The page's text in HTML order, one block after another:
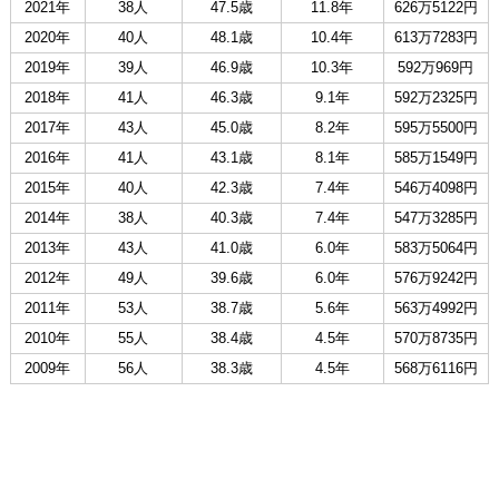
2021年 38人 47.5歳 11.8年
626万5122円
2020年
40人 48.1歳 10.4年
613万7283円
2019年
39人 46.9歳 10.3年
592万969円
2018年
41人 46.3歳 9.1年
592万2325円
2017年
43人 45.0歳 8.2年
595万5500円
2016年
41人 43.1歳 8.1年
585万1549円
2015年
40人 42.3歳 7.4年
546万4098円
2014年
38人 40.3歳 7.4年
547万3285円
2013年
43人 41.0歳 6.0年
583万5064円
2012年
49人 39.6歳 6.0年
576万9242円
2011年
53人 38.7歳 5.6年
563万4992円
2010年
55人 38.4歳 4.5年
570万8735円
2009年
56人 38.3歳 4.5年 568万6116円